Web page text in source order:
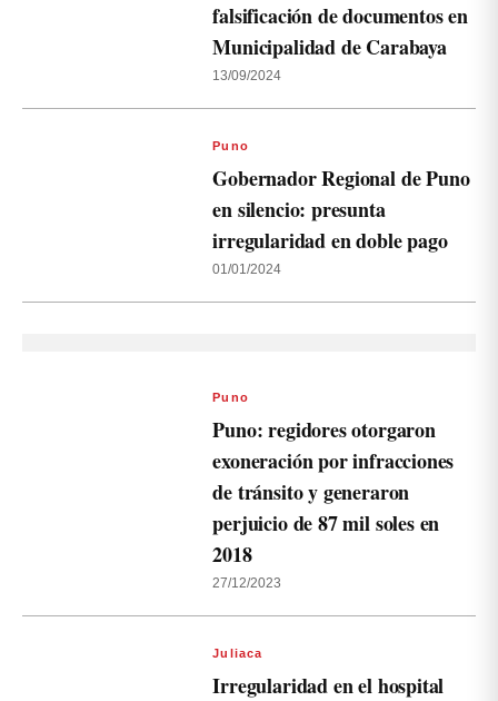
falsificación de documentos en
Municipalidad de Carabaya
13/09/2024
Puno
Gobernador Regional de Puno
en silencio: presunta
irregularidad en doble pago
01/01/2024
Puno
Puno: regidores otorgaron
exoneración por infracciones
de tránsito y generaron
perjuicio de 87 mil soles en
2018
27/12/2023
Juliaca
Irregularidad en el hospital